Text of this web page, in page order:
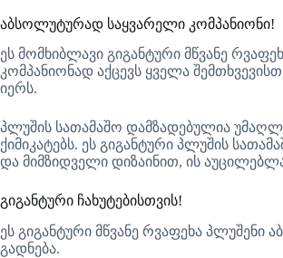
აბსოლუტურად საყვარელი კომპანიონი!
ეს მომხიბლავი გიგანტური მწვანე
კომპანიონად აქცევს ყველა
იერს.
პლუშის სათამაშო დამზადებულია
ქიმიკატებს. ეს გიგანტური პლუშის
და მიმზიდველი დიზაინით, ის
გიგანტური ჩახუტებისთვის!
ეს გიგანტური მწვანე რვაფეხა
გადნება.